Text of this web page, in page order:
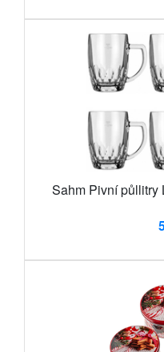
Sahm Pivní půllitry